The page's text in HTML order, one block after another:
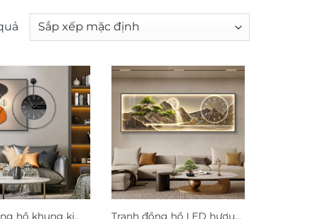
hồ khung kim Tranh đồng hồ LED hươu